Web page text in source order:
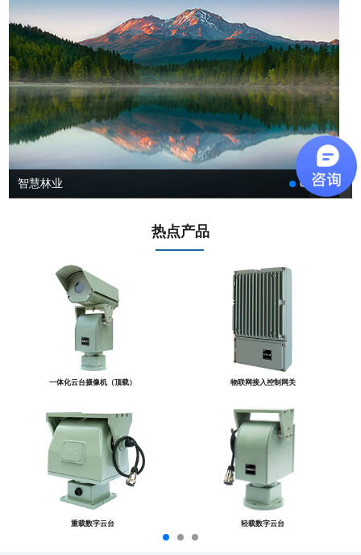
智慧林业
热点产品
一体化云台摄像机（顶载） 物联网接入控制网关
重载数字云台 轻载数字云台